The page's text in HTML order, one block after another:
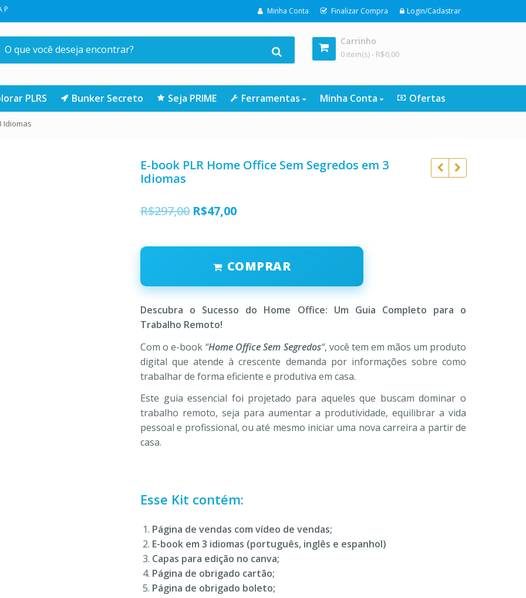
NA LOJA | CLIQUE AQUI Minha Conta Finalizar Compra Login/Cadastrar
Carrinho
0 item(s) - R$0,00
PLRS Bunker Secreto Seja PRIME Ferramentas Minha Conta Ofertas
Idiomas
E-book PLR Home Office Sem Segredos em 3
Idiomas
R$297,00 O
original
era:
R$297,00.
R$47,00O
atual
é:
R$47,00.
COMPRAR
Descubra o Sucesso do Home Office: Um Guia Completo para o
Trabalho Remoto!
Com o e-book “Home Office Sem Segredos“, você tem em mãos um produto
digital que atende à crescente demanda por informações sobre como
trabalhar de forma eficiente e produtiva em casa.
Este guia essencial foi projetado para aqueles que buscam dominar o
trabalho remoto, seja para aumentar a produtividade, equilibrar a vida
pessoal e profissional, ou até mesmo iniciar uma nova carreira a partir de
casa.
Esse Kit contém:
Página de vendas com vídeo de vendas;
E-book em 3 idiomas (português, inglês e espanhol)
Capas para edição no canva;
Página de obrigado cartão;
Página de obrigado boleto;